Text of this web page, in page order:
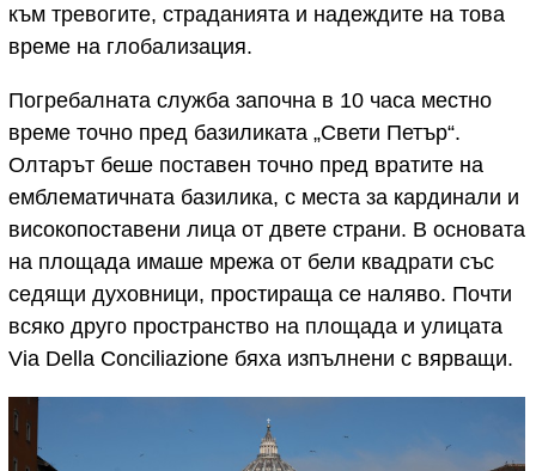
към тревогите, страданията и надеждите на това
време на глобализация.
Погребалната служба започна в 10 часа местно
време точно пред базиликата „Свети Петър“.
Олтарът беше поставен точно пред вратите на
емблематичната базилика, с места за кардинали и
високопоставени лица от двете страни. В основата
на площада имаше мрежа от бели квадрати със
седящи духовници, простираща се наляво. Почти
всяко друго пространство на площада и улицата
Via Della Conciliazione бяха изпълнени с вярващи.